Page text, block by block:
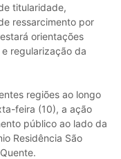
titularidade,
ressarcimento por
orientações
regularização da
regiões ao longo
feira (10), a ação
público ao lado da
Residência São